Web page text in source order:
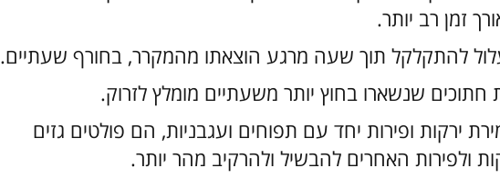
זמן רב יותר.
להתקלקל תוך שעה מרגע הוצאתו מהמקרר, בחורף שעתיים.
חתוכים שנשארו בחוץ יותר משעתיים מומלץ לזרוק.
ירקות ופירות יחד עם תפוחים ועגבניות, הם פולטים גזים
ולפירות האחרים להבשיל ולהרקיב מהר יותר.